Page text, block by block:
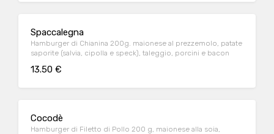
Spaccalegna
Hamburger di Chianina 200g. maionese al prezzemolo, patate
saporite (salvia, cipolla e speck), taleggio, porcini e bacon
13.50 €
Cocodè
Hamburger di Filetto di Pollo 200 g, maionese alla soia,